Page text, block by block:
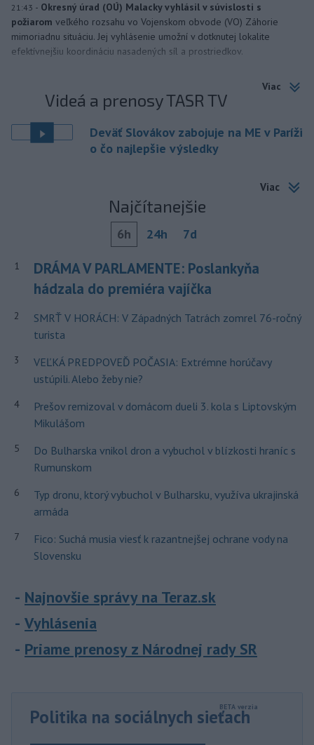
21:43 - Okresný úrad (OÚ) Malacky vyhlásil v súvislosti s
požiarom veľkého rozsahu vo Vojenskom obvode (VO) Záhorie
mimoriadnu situáciu. Jej vyhlásenie umožní v dotknutej lokalite
efektívnejšiu koordináciu nasadených síl a prostriedkov.
Viac
Videá a prenosy TASR TV
Deväť Slovákov zabojuje na ME v Paríži
o čo najlepšie výsledky
Viac
Najčítanejšie
6h 24h 7d
1
DRÁMA V PARLAMENTE: Poslankyňa
hádzala do premiéra vajíčka
2
SMRŤ V HORÁCH: V Západných Tatrách zomrel 76-ročný
turista
3
VEĽKÁ PREDPOVEĎ POČASIA: Extrémne horúčavy
ustúpili. Alebo žeby nie?
4
Prešov remizoval v domácom dueli 3. kola s Liptovským
Mikulášom
5
Do Bulharska vnikol dron a vybuchol v blízkosti hraníc s
Rumunskom
6
Typ dronu, ktorý vybuchol v Bulharsku, využíva ukrajinská
armáda
7
Fico: Suchá musia viesť k razantnejšej ochrane vody na
Slovensku
Najnovšie správy na Teraz.sk
Vyhlásenia
Priame prenosy z Národnej rady SR
Politika na sociálnych sieťach